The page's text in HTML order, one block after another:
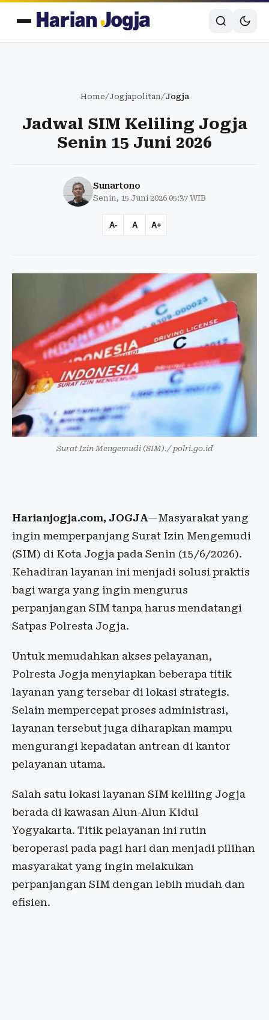
Home/Jogjapolitan/Jogja
Jadwal SIM Keliling Jogja
Senin 15 Juni 2026
Sunartono
Senin, 15 Juni 2026 05:37 WIB
A- A A+
Surat Izin Mengemudi (SIM)./ polri.go.id
Harianjogja.com, JOGJA—Masyarakat yang
ingin memperpanjang Surat Izin Mengemudi
(SIM) di Kota Jogja pada Senin (15/6/2026).
Kehadiran layanan ini menjadi solusi praktis
bagi warga yang ingin mengurus
perpanjangan SIM tanpa harus mendatangi
Satpas Polresta Jogja.
Untuk memudahkan akses pelayanan,
Polresta Jogja menyiapkan beberapa titik
layanan yang tersebar di lokasi strategis.
Selain mempercepat proses administrasi,
layanan tersebut juga diharapkan mampu
mengurangi kepadatan antrean di kantor
pelayanan utama.
Salah satu lokasi layanan SIM keliling Jogja
berada di kawasan Alun-Alun Kidul
Yogyakarta. Titik pelayanan ini rutin
beroperasi pada pagi hari dan menjadi pilihan
masyarakat yang ingin melakukan
perpanjangan SIM dengan lebih mudah dan
efisien.